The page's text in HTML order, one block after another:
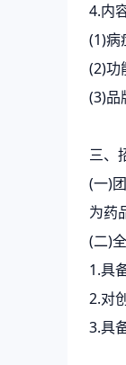
4.内
(1)病
(2)功
(3)品
三、
(一)
为药
(二)
1.具
2.对
3.具